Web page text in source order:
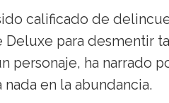
calificado de
Deluxe para desmentir
personaje, ha narrado
en la abundancia.